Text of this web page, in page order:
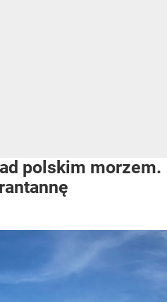
polskim morzem.